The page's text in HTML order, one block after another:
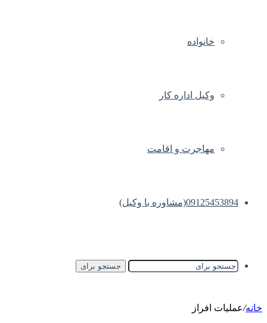
خانواده
وکیل اداره کار
مهاجرت و اقامت
09125453894(مشاوره با وکیل)
جستجو برای
خانه/عملیات افراز